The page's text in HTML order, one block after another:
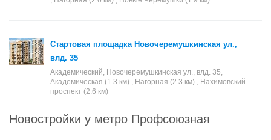
Стартовая площадка Новочеремушкинская ул.,
влд. 35
Академический, Новочеремушкинская ул., влд. 35,
Академическая (1.3 км) , Нагорная (2.3 км) , Нахимовский
проспект (2.6 км)
Новостройки у метро Профсоюзная